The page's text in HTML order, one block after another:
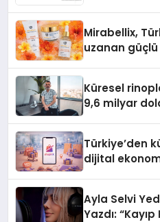
Mirabellix,
uzanan
Küresel
9,6 milyar
Türkiye’den
dijital
Ayla Selvi
Yazdı: “Kayıp